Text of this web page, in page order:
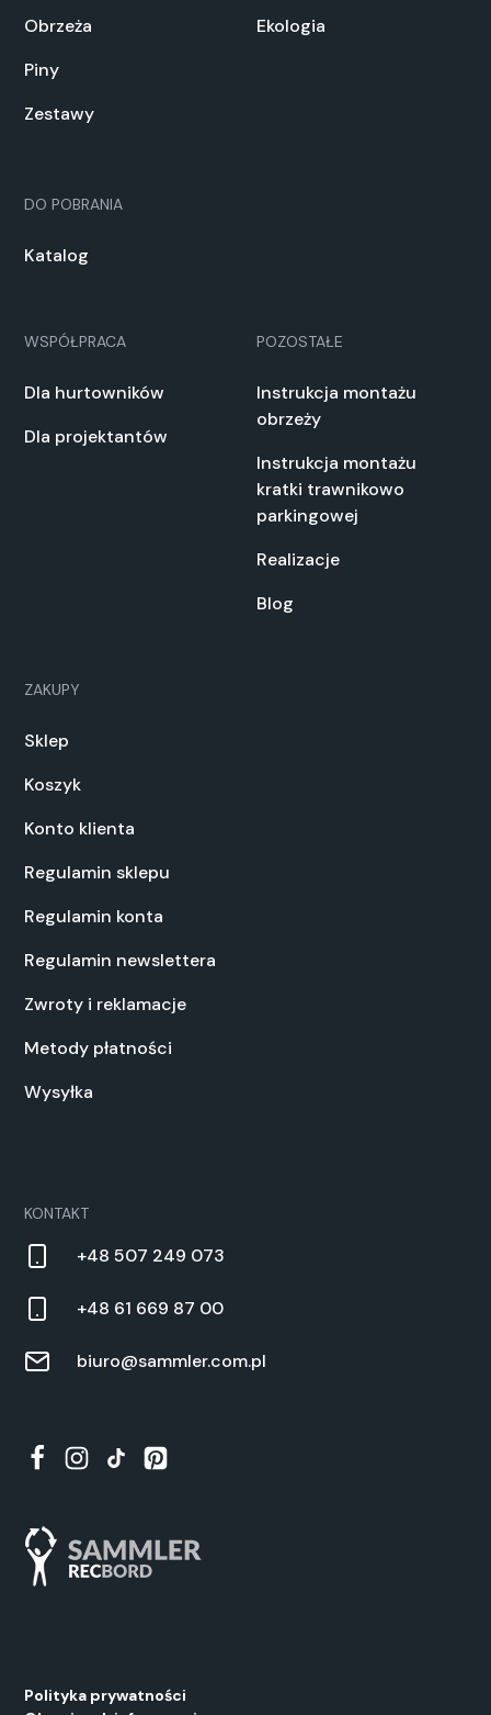
Obrzeża
Piny
Zestawy
Ekologia
DO POBRANIA
Katalog
WSPÓŁPRACA
Dla hurtowników
Dla projektantów
POZOSTAŁE
Instrukcja montażu
obrzeży
Instrukcja montażu
kratki trawnikowo
parkingowej
Realizacje
Blog
ZAKUPY
Sklep
Koszyk
Konto klienta
Regulamin sklepu
Regulamin konta
Regulamin newslettera
Zwroty i reklamacje
Metody płatności
Wysyłka
KONTAKT
+48 507 249 073
+48 61 669 87 00
biuro@sammler.com.pl
Polityka prywatności